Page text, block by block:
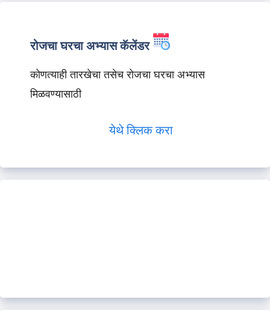
रोजचा घरचा अभ्यास कॅलेंडर
कोणत्याही तारखेचा तसेच रोजचा घरचा अभ्यास
मिळवण्यासाठी
येथे क्लिक करा